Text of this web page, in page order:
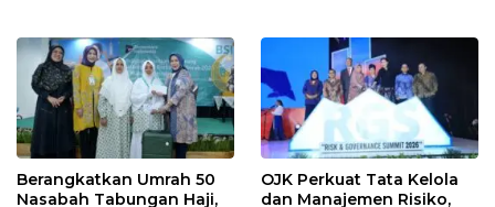
Berangkatkan Umrah 50
Nasabah Tabungan Haji,
OJK Perkuat Tata Kelola
dan Manajemen Risiko,